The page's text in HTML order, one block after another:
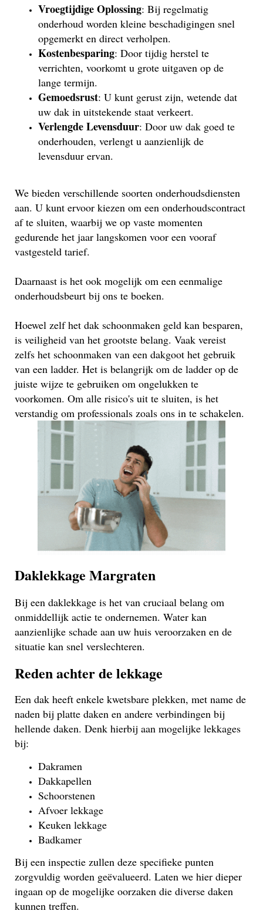
Vroegtijdige Oplossing: Bij regelmatig
onderhoud worden kleine beschadigingen snel
opgemerkt en direct verholpen.
Kostenbesparing: Door tijdig herstel te
verrichten, voorkomt u grote uitgaven op de
lange termijn.
Gemoedsrust: U kunt gerust zijn, wetende dat
uw dak in uitstekende staat verkeert.
Verlengde Levensduur: Door uw dak goed te
onderhouden, verlengt u aanzienlijk de
levensduur ervan.
We bieden verschillende soorten onderhoudsdiensten
aan. U kunt ervoor kiezen om een onderhoudscontract
af te sluiten, waarbij we op vaste momenten
gedurende het jaar langskomen voor een vooraf
vastgesteld tarief.
Daarnaast is het ook mogelijk om een eenmalige
onderhoudsbeurt bij ons te boeken.
Hoewel zelf het dak schoonmaken geld kan besparen,
is veiligheid van het grootste belang. Vaak vereist
zelfs het schoonmaken van een dakgoot het gebruik
van een ladder. Het is belangrijk om de ladder op de
juiste wijze te gebruiken om ongelukken te
voorkomen. Om alle risico's uit te sluiten, is het
verstandig om professionals zoals ons in te schakelen.
Daklekkage Margraten
Bij een daklekkage is het van cruciaal belang om
onmiddellijk actie te ondernemen. Water kan
aanzienlijke schade aan uw huis veroorzaken en de
situatie kan snel verslechteren.
Reden achter de lekkage
Een dak heeft enkele kwetsbare plekken, met name de
naden bij platte daken en andere verbindingen bij
hellende daken. Denk hierbij aan mogelijke lekkages
bij:
Dakramen
Dakkapellen
Schoorstenen
Afvoer lekkage
Keuken lekkage
Badkamer
Bij een inspectie zullen deze specifieke punten
zorgvuldig worden geëvalueerd. Laten we hier dieper
ingaan op de mogelijke oorzaken die diverse daken
kunnen treffen.